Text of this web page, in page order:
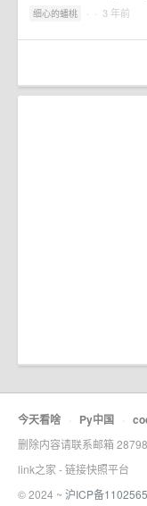
细心的蟠桃 · · 3 年前
今天看啥 · Py中国 ·
删除内容请联系邮箱
link之家 - 链接快照平台
© 2024 ~ 沪ICP备